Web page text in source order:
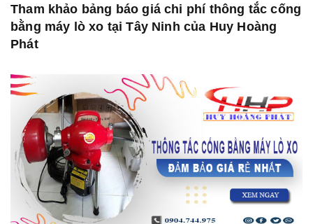
Tham khảo bảng báo giá chi phí thông tắc cống
bằng máy lò xo tại Tây Ninh của Huy Hoàng
Phát